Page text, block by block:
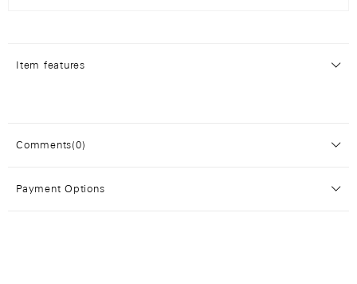
Item features
Comments(0)
Payment Options